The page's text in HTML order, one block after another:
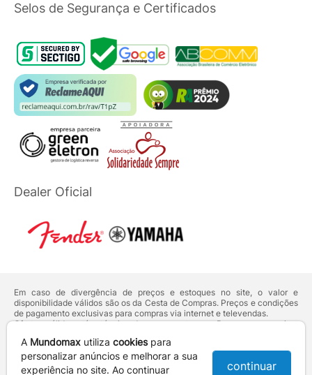
Selos de Segurança e Certificados
Dealer Oficial
Em caso de divergência de preços e estoques no site, o valor e
disponibilidade válidos são os da Cesta de Compras. Preços e condições
de pagamento exclusivas para compras via internet e televendas.
Ofertas válidas até o término de nossos estoques. Para compras acima
deVenda Corporativa.
Os preços apresentados no site prevalecem sobre outros anunciados em
qualquer outro meio de comunicação ou sites de buscas. Código de
A Mundomax utiliza cookiespara
personalizar anúncios e melhorar a sua
experiência no site. Ao continuar
continuar